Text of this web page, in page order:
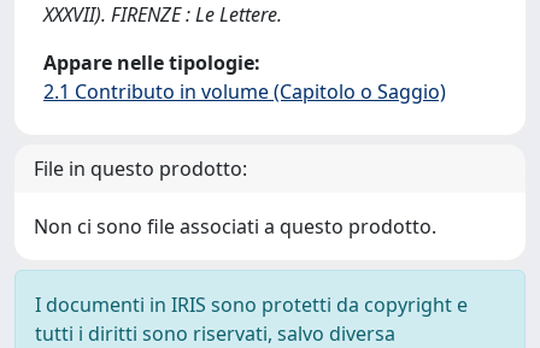
XXXVII). FIRENZE : Le Lettere.
Appare nelle tipologie:
2.1 Contributo in volume (Capitolo o Saggio)
File in questo prodotto:
Non ci sono file associati a questo prodotto.
I documenti in IRIS sono protetti da copyright e
tutti i diritti sono riservati, salvo diversa